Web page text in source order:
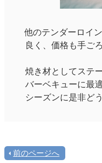
他のテンダーロイ
良く、価格も手ごろ
焼き材としてステー
バーベキューに最
シーズンに是非どう
前のページへ